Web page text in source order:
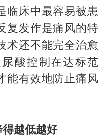
临床中最容易被患
复发作是痛风的特
术还不能完全治愈
酸控制在达标范
能有效地防止痛风
越低越好